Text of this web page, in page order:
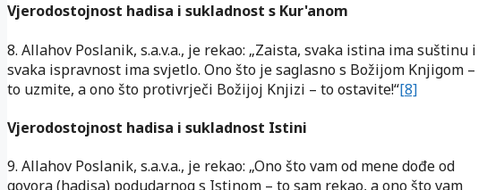
Vjerodostojnost hadisa i sukladnost s Kur'anom
8. Allahov Poslanik, s.a.v.a., je rekao: „Zaista, svaka istina ima suštinu i
svaka ispravnost ima svjetlo. Ono što je saglasno s Božijom Knjigom –
to uzmite, a ono što protivrječi Božijoj Knjizi – to ostavite!“[8]
Vjerodostojnost hadisa i sukladnost Istini
9. Allahov Poslanik, s.a.v.a., je rekao: „Ono što vam od mene dođe od
govora (hadisa) podudarnog s Istinom – to sam rekao, a ono što vam